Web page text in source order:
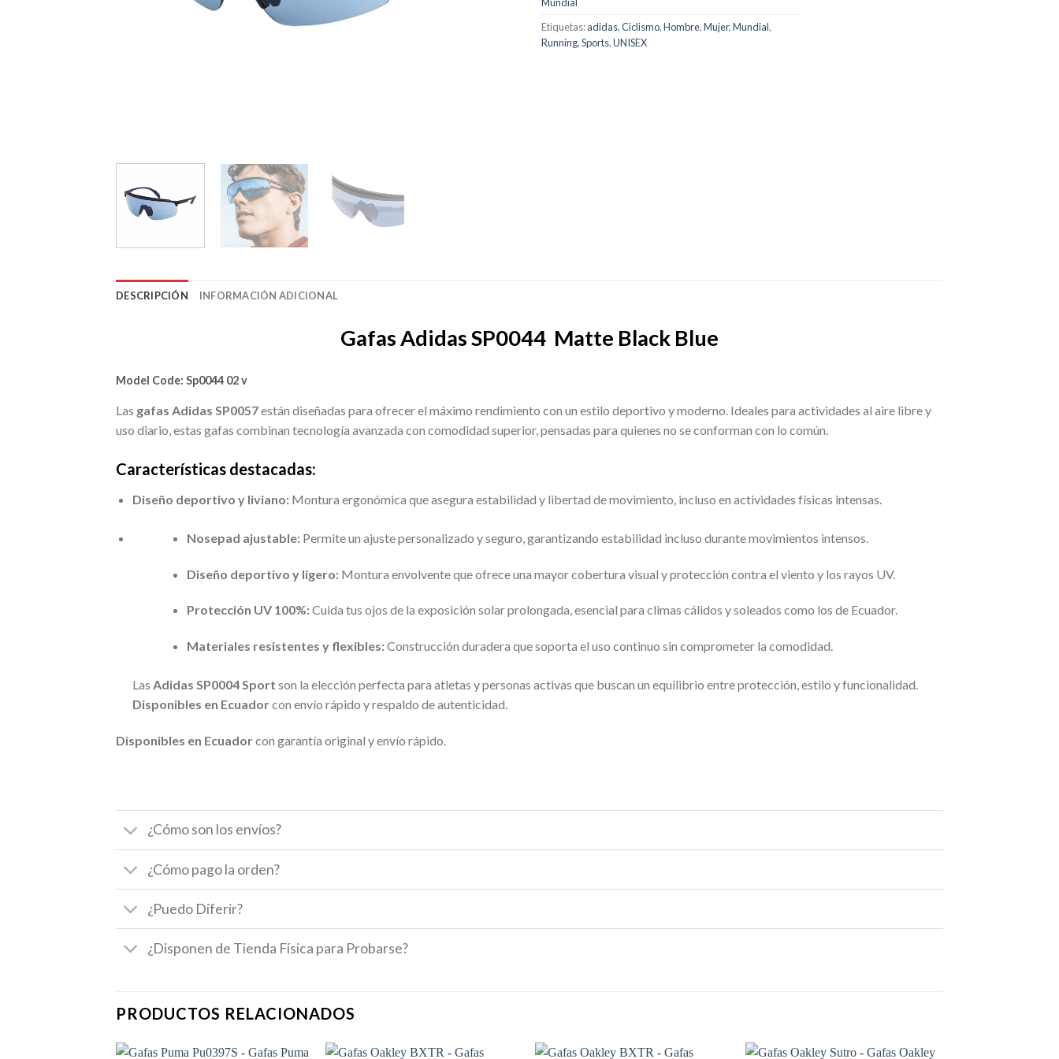
Etiquetas:adidas,Ciclismo,Hombre,Mujer,Mundial,
Running,Sports,UNISEX
DESCRIPCIÓN INFORMACIÓN ADICIONAL
Gafas Adidas SP0044 Matte Black Blue
Model Code: Sp0044 02 v
Las gafas Adidas SP0057están diseñadas para ofrecer el máximo rendimiento con un estilo deportivo y moderno. Ideales para actividades al aire libre y
uso diario, estas gafas combinan tecnología avanzada con comodidad superior, pensadas para quienes no se conforman con lo común.
Características destacadas:
Diseño deportivo y liviano:Montura ergonómica que asegura estabilidad y libertad de movimiento, incluso en actividades físicas intensas.
Nosepad ajustable:Permite un ajuste personalizado y seguro, garantizando estabilidad incluso durante movimientos intensos.
Diseño deportivo y ligero:Montura envolvente que ofrece una mayor cobertura visual y protección contra el viento y los rayos UV.
Protección UV 100%:Cuida tus ojos de la exposición solar prolongada, esencial para climas cálidos y soleados como los de Ecuador.
Materiales resistentes y flexibles:Construcción duradera que soporta el uso continuo sin comprometer la comodidad.
Las Adidas SP0004 Sport son la elección perfecta para atletas y personas activas que buscan un equilibrio entre protección, estilo y funcionalidad.
Disponibles en Ecuadorcon envío rápido y respaldo de autenticidad.
Disponibles en Ecuadorcon garantía original y envío rápido.
¿Cómo son los envíos?
¿Cómo pago la orden?
¿Puedo Diferir?
¿Disponen de Tienda Física para Probarse?
PRODUCTOS RELACIONADOS